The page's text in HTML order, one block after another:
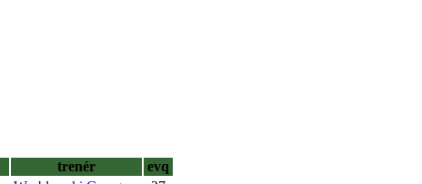
trenér
evq